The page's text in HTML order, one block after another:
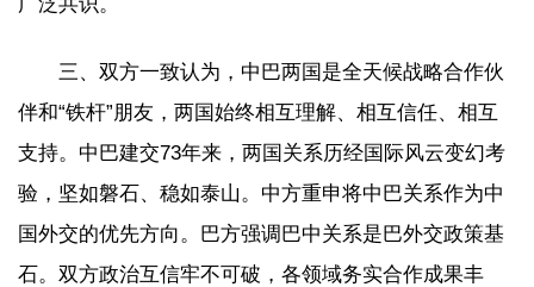
三、双方一致认为，中巴两国是全天候战略合作伙
伴和“铁杆”朋友，两国始终相互理解、相互信任、相互
支持。中巴建交73年来，两国关系历经国际风云变幻考
验，坚如磐石、稳如泰山。中方重申将中巴关系作为中
国外交的优先方向。巴方强调巴中关系是巴外交政策基
石。双方政治互信牢不可破，各领域务实合作成果丰